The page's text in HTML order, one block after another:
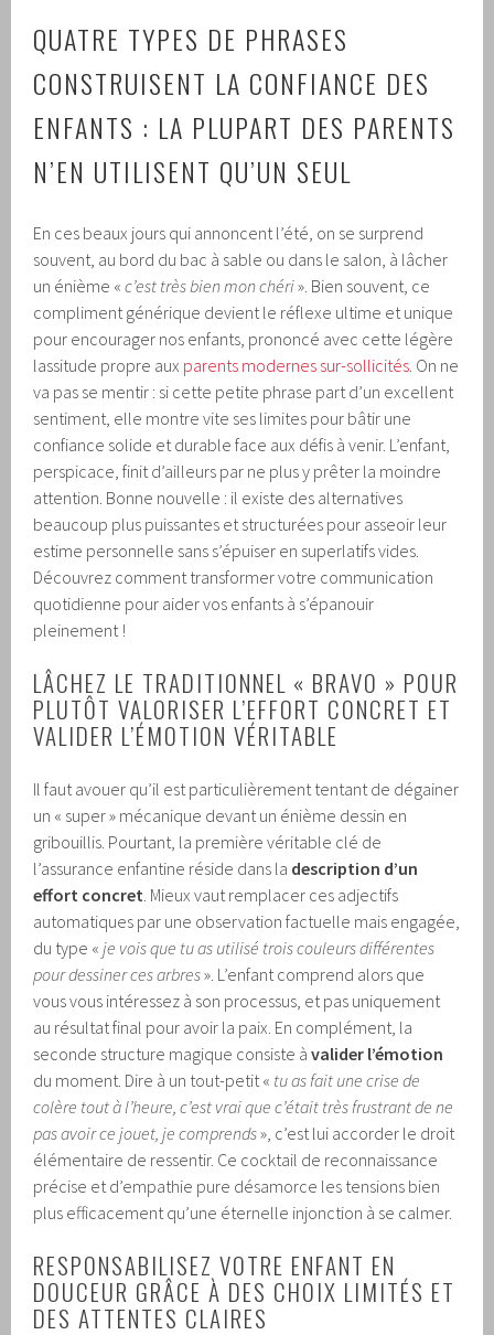
QUATRE TYPES DE PHRASES
CONSTRUISENT LA CONFIANCE DES
ENFANTS : LA PLUPART DES PARENTS
N’EN UTILISENT QU’UN SEUL
En ces beaux jours qui annoncent l’été, on se surprend
souvent, au bord du bac à sable ou dans le salon, à lâcher
un énième «c’est très bien mon chéri». Bien souvent, ce
compliment générique devient le réflexe ultime et unique
pour encourager nos enfants, prononcé avec cette légère
lassitude propre aux parents modernes sur-sollicités . On ne
va pas se mentir : si cette petite phrase part d’un excellent
sentiment, elle montre vite ses limites pour bâtir une
confiance solide et durable face aux défis à venir. L’enfant,
perspicace, finit d’ailleurs par ne plus y prêter la moindre
attention. Bonne nouvelle : il existe des alternatives
beaucoup plus puissantes et structurées pour asseoir leur
estime personnelle sans s’épuiser en superlatifs vides.
Découvrez comment transformer votre communication
quotidienne pour aider vos enfants à s’épanouir
pleinement !
LÂCHEZ LE TRADITIONNEL « BRAVO » POUR
PLUTÔT VALORISER L’EFFORT CONCRET ET
VALIDER L’ÉMOTION VÉRITABLE
Il faut avouer qu’il est particulièrement tentant de dégainer
un « super » mécanique devant un énième dessin en
gribouillis. Pourtant, la première véritable clé de
l’assurance enfantine réside dans la description d’un
effort concret . Mieux vaut remplacer ces adjectifs
automatiques par une observation factuelle mais engagée,
du type « je vois que tu as utilisé trois couleurs différentes
pour dessiner ces arbres». L’enfant comprend alors que
vous vous intéressez à son processus, et pas uniquement
au résultat final pour avoir la paix. En complément, la
seconde structure magique consiste àvalider l’émotion
du moment. Dire à un tout-petit « tu as fait une crise de
colère tout à l’heure, c’est vrai que c’était très frustrant de ne
pas avoir ce jouet, je comprends», c’est lui accorder le droit
élémentaire de ressentir. Ce cocktail de reconnaissance
précise et d’empathie pure désamorce les tensions bien
plus efficacement qu’une éternelle injonction à se calmer.
RESPONSABILISEZ VOTRE ENFANT EN
DOUCEUR GRÂCE À DES CHOIX LIMITÉS ET
DES ATTENTES CLAIRES